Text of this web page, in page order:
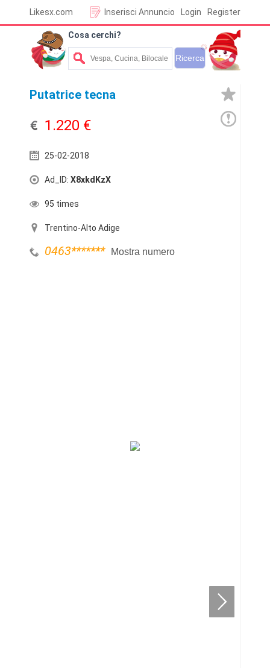
Likesx.com Login Register
Inserisci Annuncio
Cosa cerchi?
Putatrice tecna
1.220 €
25-02-2018
Ad_ID: X8xkdKzX
95 times
Trentino-Alto Adige
0463******* Mostra numero